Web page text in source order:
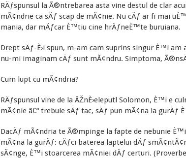
RÄƒspunsul la Ã®ntrebarea asta vine destul de clar
mÃ¢ndrie ca sÄƒ scap de mÃ¢nie. Nu cÄƒ ar fi mai
mania, dar mÄƒcar È™tiu cine hrÄƒneÈ™te buruiana.
Drept sÄƒ-È›i spun, m-am cam suprins singur È™i am
nu-mi imaginam cÄƒ sunt mÃ¢ndru. Simptoma,
Cum lupt cu mÃ¢ndria?
RÄƒspunsul vine de la ÃŽnÈ›eleputl Solomon, È™i e
mÃ¢nie â€“ trebuie sÄƒ tac, sÄƒ pun mÃ¢na la gurÄƒ
DacÄƒ mÃ¢ndria te Ã®mpinge la fapte de nebunie
mÃ¢na la gurÄƒ: cÄƒci baterea laptelui dÄƒ
sÃ¢nge, È™i stoarcerea mÃ¢niei dÄƒ certuri.